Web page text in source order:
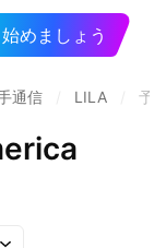
始めましょう
通信 LILA